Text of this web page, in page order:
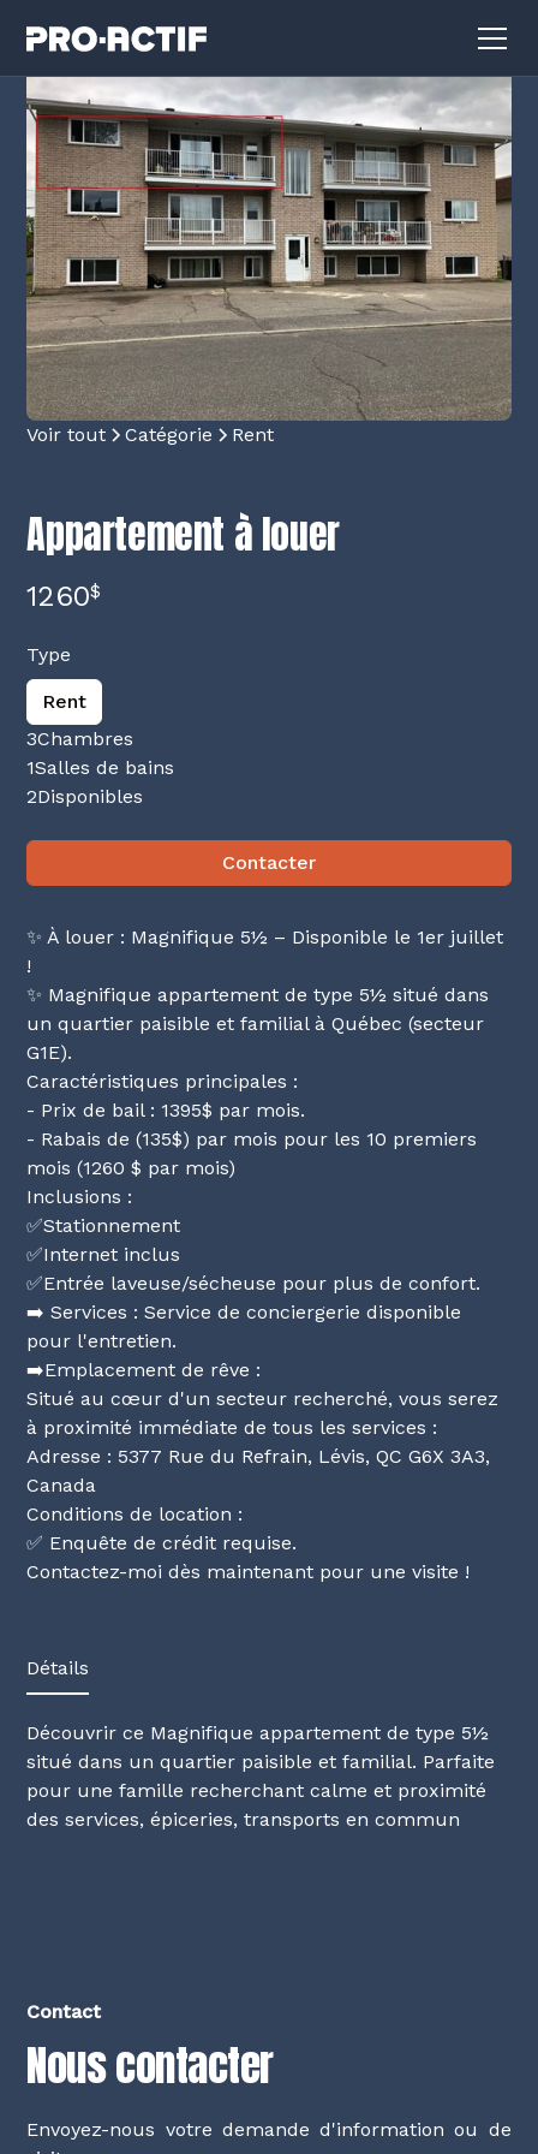
Voir tout Catégorie Rent
Appartement à louer
✨ À louer : Magnifique 5½ – Disponible le 1er juillet
!
✨ Magnifique appartement de type 5½ situé dans
un quartier paisible et familial à Québec (secteur
G1E).
Caractéristiques principales :
- Prix de bail : 1395$ par mois.
- Rabais de (135$) par mois pour les 10 premiers
mois (1260 $ par mois)
Inclusions :
✅Stationnement
✅Internet inclus
✅Entrée laveuse/sécheuse pour plus de confort.
➡️ Services : Service de conciergerie disponible
pour l'entretien.
➡️Emplacement de rêve :
Situé au cœur d'un secteur recherché, vous serez
à proximité immédiate de tous les services :
Adresse : 5377 Rue du Refrain, Lévis, QC G6X 3A3,
Canada
Conditions de location :
✅ Enquête de crédit requise.
Contactez-moi dès maintenant pour une visite !
Détails
Découvrir ce Magnifique appartement de type 5½
situé dans un quartier paisible et familial. Parfaite
pour une famille recherchant calme et proximité
des services, épiceries, transports en commun
1260$
Type
Rent
3Chambres
1Salles de bains
2Disponibles
Contacter
Contact
Nous contacter
Envoyez-nous votre demande d'information ou de